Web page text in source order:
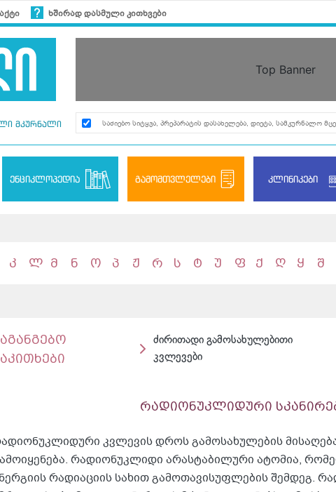
ხშირად დასმული კითხვები
Top Banner
მკურნალი
ენციკლოპედია გამომთვლელები კლინიკები
კ ლ მ ნ ო პ ჟ რ ს ტ უ ფ ქ ღ ყ შ
ძირითადი გამოსახულებითი
კვლევები
რადიონუკლიდური
კვლევის დროს გამოსახულების
რადიონუკლიდი არასტაბილური ატომია,
რადიაციის სახით გამოთავისუფლების შემდეგ.